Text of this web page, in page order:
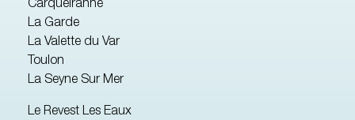
Carqueiranne
La Garde
La Valette du Var
Toulon
La Seyne Sur Mer
Le Revest Les Eaux